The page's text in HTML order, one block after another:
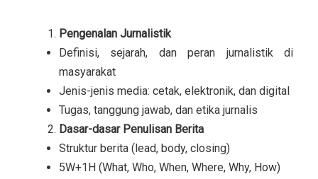
Pengenalan Jurnalistik
Definisi, sejarah, dan peran jurnalistik di
masyarakat
Jenis-jenis media: cetak, elektronik, dan digital
Tugas, tanggung jawab, dan etika jurnalis
Dasar-dasar Penulisan Berita
Struktur berita (lead, body, closing)
5W+1H (What, Who, When, Where, Why, How)